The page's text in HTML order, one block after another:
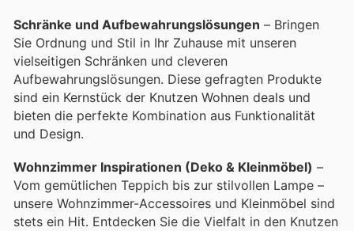
Schränke und Aufbewahrungslösungen – Bringen
Sie Ordnung und Stil in Ihr Zuhause mit unseren
vielseitigen Schränken und cleveren
Aufbewahrungslösungen. Diese gefragten Produkte
sind ein Kernstück der Knutzen Wohnen deals und
bieten die perfekte Kombination aus Funktionalität
und Design.
Wohnzimmer Inspirationen (Deko & Kleinmöbel) –
Vom gemütlichen Teppich bis zur stilvollen Lampe –
unsere Wohnzimmer-Accessoires und Kleinmöbel sind
stets ein Hit. Entdecken Sie die Vielfalt in den Knutzen